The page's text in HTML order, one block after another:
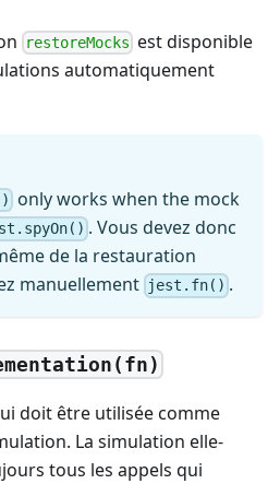
restoreMocks est disponible
automatiquement
only works when the mock
. Vous devez donc
de la restauration
manuellement jest.fn() .
doit être utilisée comme
La simulation elle-
tous les appels qui